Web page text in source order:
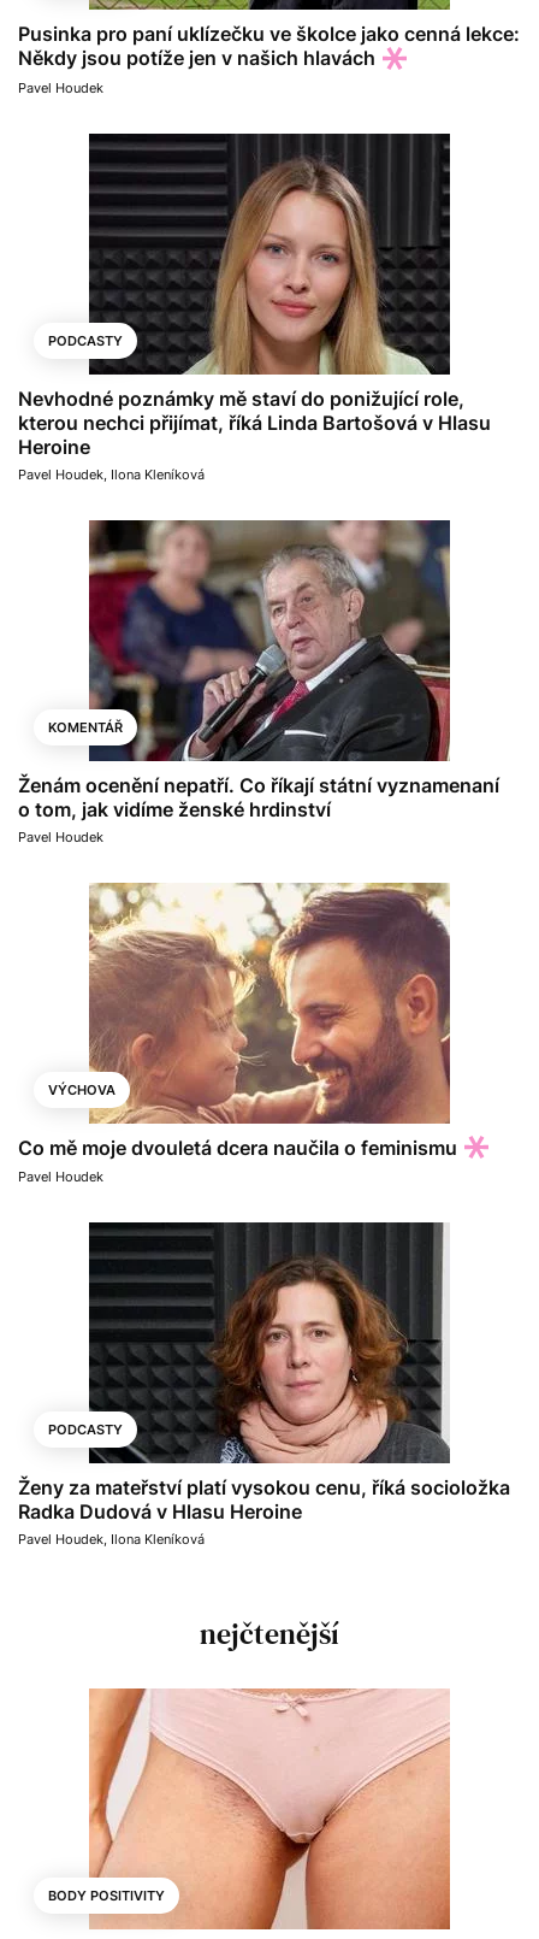
Pusinka pro paní uklízečku ve školce jako cenná lekce:
Někdy jsou potíže jen v našich hlavách
Pavel Houdek
PODCASTY
Nevhodné poznámky mě staví do ponižující role,
kterou nechci přijímat, říká Linda Bartošová v Hlasu
Heroine
Pavel Houdek Ilona Kleníková
KOMENTÁŘ
Ženám ocenění nepatří. Co říkají státní vyznamenaní
o tom, jak vidíme ženské hrdinství
Pavel Houdek
VÝCHOVA
Co mě moje dvouletá dcera naučila o feminismu
Pavel Houdek
PODCASTY
Ženy za mateřství platí vysokou cenu, říká socioložka
Radka Dudová v Hlasu Heroine
Pavel Houdek Ilona Kleníková
nejčtenější
BODY POSITIVITY